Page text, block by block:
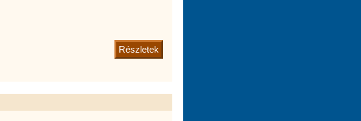
Részletek